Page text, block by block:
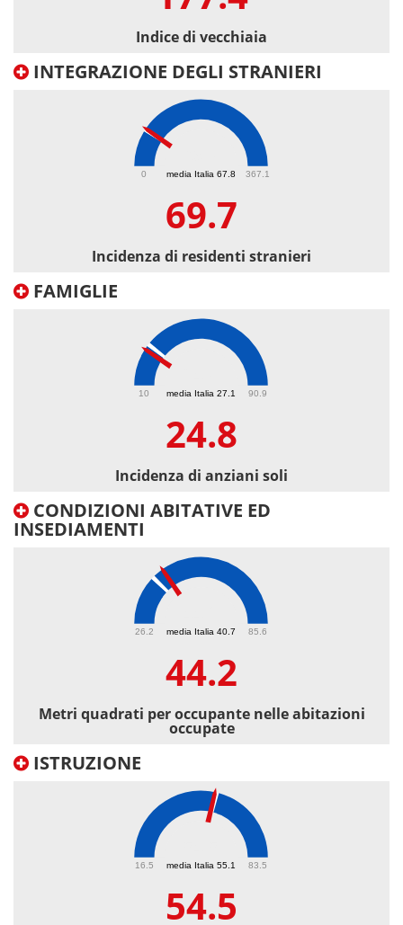
Indice di vecchiaia
INTEGRAZIONE DEGLI STRANIERI
media Italia 67.8
0 367.1
69.7
Incidenza di residenti stranieri
FAMIGLIE
media Italia 27.1
10 90.9
24.8
Incidenza di anziani soli
CONDIZIONI ABITATIVE ED
INSEDIAMENTI
media Italia 40.7
26.2 85.6
44.2
Metri quadrati per occupante nelle abitazioni
occupate
ISTRUZIONE
media Italia 55.1
16.5 83.5
54.5